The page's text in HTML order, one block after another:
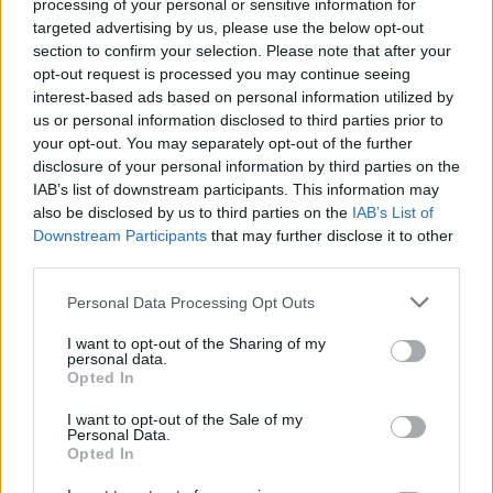
processing of your personal or sensitive information for
targeted advertising by us, please use the below opt-out
section to confirm your selection. Please note that after your
opt-out request is processed you may continue seeing
interest-based ads based on personal information utilized by
us or personal information disclosed to third parties prior to
your opt-out. You may separately opt-out of the further
disclosure of your personal information by third parties on the
IAB’s list of downstream participants. This information may
also be disclosed by us to third parties on the IAB’s List of
Downstream Participants that may further disclose it to other
Personal Data Processing Opt Outs
I want to opt-out of the Sharing of my
personal data.
Opted In
I want to opt-out of the Sale of my
Personal Data.
Opted In
nga Senati si ambasador i
SHBA-së në Shqipëri,
emërimi pret firmën e
Trump
ndahet nga jeta Besnik
Çota, ish-kapiten dhe ish-
trajner i Sopotit
Flakët përhapen me
shpejtësi në Pocest të
Dibrës, disa banesa në
Pedagogët në shërbim të
regjimit! Apeli i aktivistes
nga protesta: Të
bashkohemi për
Shqipërinë që meritojmë